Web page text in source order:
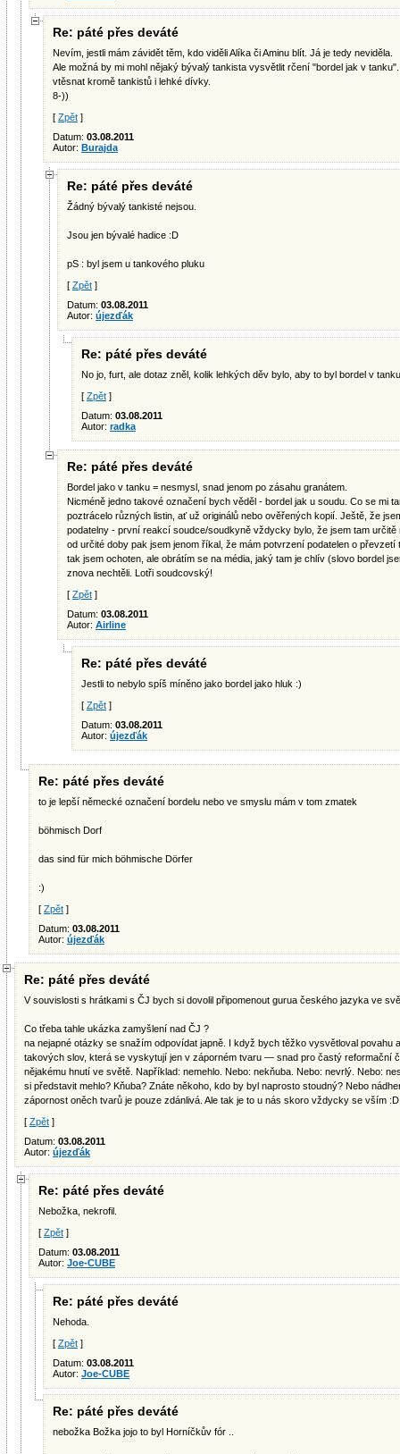
Re: páté přes deváté
Nevím, jestli mám závidět těm, kdo viděli Alíka či Aminu blít. Já je tedy neviděla.
Ale možná by mi mohl nějaký bývalý tankista vysvětlit rčení "bordel jak v
vtěsnat kromě tankistů i lehké dívky.
8-))
[ Zpět ]
Datum: 03.08.2011
Autor: Burajda
Re: páté přes deváté
Žádný bývalý tankisté nejsou.
Jsou jen bývalé hadice :D
pS : byl jsem u tankového pluku
[ Zpět ]
Datum: 03.08.2011
Autor: újezďák
Re: páté přes deváté
No jo, furt, ale dotaz zněl, kolik lehkých děv bylo, aby to byl bordel v
[ Zpět ]
Datum: 03.08.2011
Autor: radka
Re: páté přes deváté
Bordel jako v tanku = nesmysl, snad jenom po zásahu granátem.
Nicméně jedno takové označení bych věděl - bordel jak u soudu. Co se mi
poztrácelo různých listin, ať už originálů nebo ověřených kopií. Ještě, že
podatelny - první reakcí soudce/soudkyně vždycky bylo, že jsem tam určitě
od určité doby pak jsem jenom říkal, že mám potvrzení podatelen o
tak jsem ochoten, ale obrátím se na média, jaký tam je chlív (slovo bordel
znova nechtěli. Lotři soudcovský!
[ Zpět ]
Datum: 03.08.2011
Autor: Airline
Re: páté přes deváté
Jestli to nebylo spíš míněno jako bordel jako hluk :)
[ Zpět ]
Datum: 03.08.2011
Autor: újezďák
Re: páté přes deváté
to je lepší německé označení bordelu nebo ve smyslu mám v tom zmatek
böhmisch Dorf
das sind für mich böhmische Dörfer
:)
[ Zpět ]
Datum: 03.08.2011
Autor: újezďák
Re: páté přes deváté
V souvislosti s hrátkami s ČJ bych si dovolil připomenout gurua českého jazyka ve
Co třeba tahle ukázka zamyšlení nad ČJ ?
na nejapné otázky se snažím odpovídat japně. I když bych těžko vysvětloval povahu
takových slov, která se vyskytují jen v záporném tvaru — snad pro častý reformační
nějakému hnutí ve světě. Například: nemehlo. Nebo: nekňuba. Nebo: nevrlý. Nebo:
si představit mehlo? Kňuba? Znáte někoho, kdo by byl naprosto stoudný? Nebo
zápornost oněch tvarů je pouze zdánlivá. Ale tak je to u nás skoro vždycky se vším :D
[ Zpět ]
Datum: 03.08.2011
Autor: újezďák
Re: páté přes deváté
Nebožka, nekrofil.
[ Zpět ]
Datum: 03.08.2011
Autor: Joe-CUBE
Re: páté přes deváté
Nehoda.
[ Zpět ]
Datum: 03.08.2011
Autor: Joe-CUBE
Re: páté přes deváté
nebožka Božka jojo to byl Horníčkův fór ..